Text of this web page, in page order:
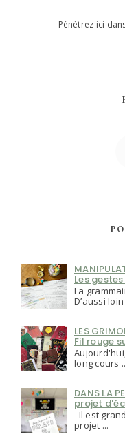
Pénètrez ici
Les
La
D’aussi
LES
Fil rouge
long cours
DANS LA
projet
Il est
projet ...